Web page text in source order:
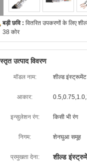
बड़ी छवि : वितरित उपकरणों के लिए
38 कोर
उत्पाद विवरण
मॉडल नाम: शील्ड
आकार:
इन्सुलेशन रंग: किसी भी रंग
निगम: शेनघुआ समूह
प्रमुखता देना: शील्ड